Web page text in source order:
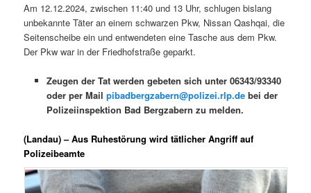
Am 12.12.2024, zwischen 11:40 und 13 Uhr, schlugen bislang
unbekannte Täter an einem schwarzen Pkw, Nissan Qashqai, die
Seitenscheibe ein und entwendeten eine Tasche aus dem Pkw.
Der Pkw war in der Friedhofstraße geparkt.
Zeugen der Tat werden gebeten sich unter 06343/93340
oder per Mail pibadbergzabern@polizei.rlp.debei der
Polizeiinspektion Bad Bergzabern zu melden.
(Landau) – Aus Ruhestörung wird tätlicher Angriff auf
Polizeibeamte